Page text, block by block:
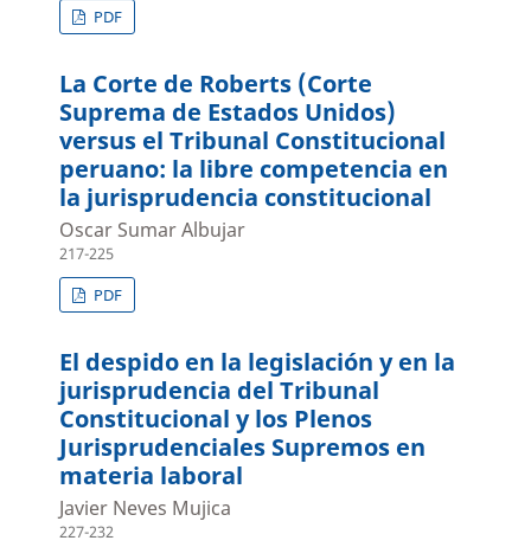
PDF
La Corte de Roberts (Corte
Suprema de Estados Unidos)
versus el Tribunal Constitucional
peruano: la libre competencia en
la jurisprudencia constitucional
Oscar Sumar Albujar
217-225
PDF
El despido en la legislación y en la
jurisprudencia del Tribunal
Constitucional y los Plenos
Jurisprudenciales Supremos en
materia laboral
Javier Neves Mujica
227-232